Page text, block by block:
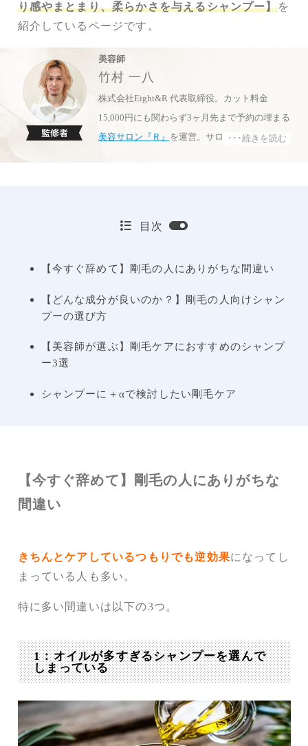
り感やまとまり、柔らかさを与えるシャンプー】を
紹介しているページです。
美容師
竹村 一八
株式会社Eight&R 代表取締役。カット料金
15,000円にも関わらず3ヶ月先まで予約の埋まる
美容サロン『Ｒ』 を運営。サロン外でも ダイア
･･･続きを読む
目次
【今すぐ辞めて】剛毛の人にありがちな間違い
【どんな成分が良いのか？】剛毛の人向けシャン
プーの選び方
【美容師が選ぶ】剛毛ケアにおすすめのシャンプ
ー3選
シャンプーに＋αで検討したい剛毛ケア
【今すぐ辞めて】剛毛の人にありがちな
間違い
きちんとケアしているつもりでも逆効果になってし
まっている人も多い。
特に多い間違いは以下の3つ。
1：オイルが多すぎるシャンプーを選んで
しまっている